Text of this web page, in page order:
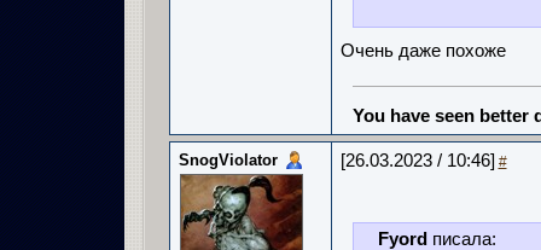
Очень даже похоже
You have seen better
SnogViolator [26.03.2023 / 10:46] #
Fyord писала: